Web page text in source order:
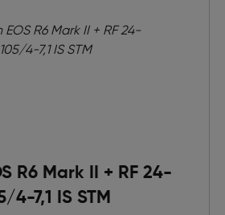
R6 Mark II + RF 24-
4-7,1 IS STM